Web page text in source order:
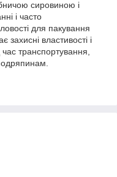
сировиною і
і часто
для пакування
захисні властивості і
транспортування,